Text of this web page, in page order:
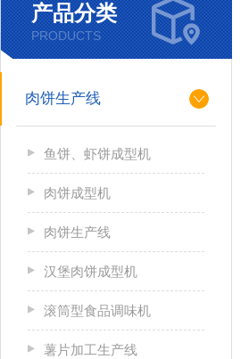
产品分类
PRODUCTS
肉饼生产线
鱼饼、虾饼成型机
肉饼成型机
肉饼生产线
汉堡肉饼成型机
滚筒型食品调味机
薯片加工生产线